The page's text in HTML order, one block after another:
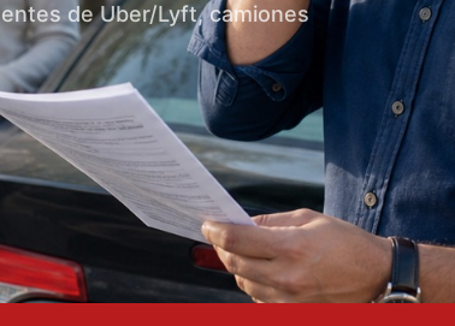
de Uber/Lyft, camiones